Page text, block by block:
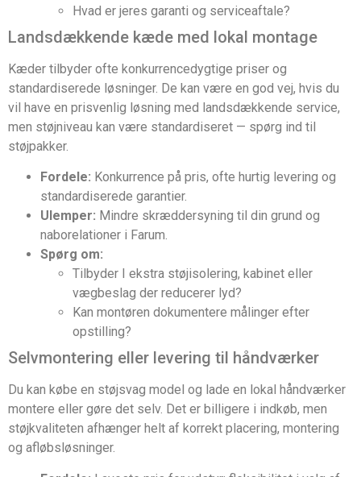
Hvad er jeres garanti og serviceaftale?
Landsdækkende kæde med lokal montage
Kæder tilbyder ofte konkurrencedygtige priser og
standardiserede løsninger. De kan være en god vej, hvis du
vil have en prisvenlig løsning med landsdækkende service,
men støjniveau kan være standardiseret — spørg ind til
støjpakker.
Fordele: Konkurrence på pris, ofte hurtig levering og
standardiserede garantier.
Ulemper: Mindre skræddersyning til din grund og
naborelationer i Farum.
Spørg om:
Tilbyder I ekstra støjisolering, kabinet eller
vægbeslag der reducerer lyd?
Kan montøren dokumentere målinger efter
opstilling?
Selvmontering eller levering til håndværker
Du kan købe en støjsvag model og lade en lokal håndværker
montere eller gøre det selv. Det er billigere i indkøb, men
støjkvaliteten afhænger helt af korrekt placering, montering
og afløbsløsninger.